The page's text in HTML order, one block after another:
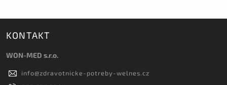
KONTAKT
WON-MED s.r.o.
info@zdravotnicke-potreby-welnes.cz